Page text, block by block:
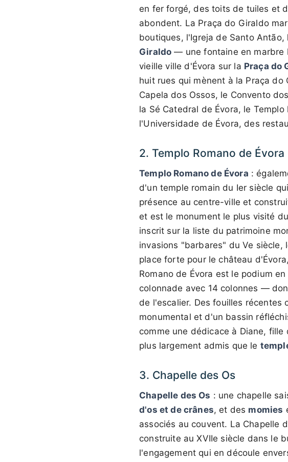
en fer forgé, des toits de tuiles et
abondent. La Praça do Giraldo
boutiques, l'Igreja de Santo
Giraldo — une fontaine en marbre
vieille ville d'Évora sur la Praça do
huit rues qui mènent à la Praça
Capela dos Ossos, le Convento
la Sé Catedral de Évora, le
l'Universidade de Évora, des
2. Templo Romano de Évora
Templo Romano de Évora :
d'un temple romain du Ier siècle
présence au centre-ville et
et est le monument le plus visité
inscrit sur la liste du patrimoine
invasions "barbares" du Ve
place forte pour le château
Romano de Évora est le podium
colonnade avec 14 colonnes —
de l'escalier. Des fouilles
monumental et d'un bassin
comme une dédicace à Diane,
plus largement admis que le
3. Chapelle des Os
Chapelle des Os : une chapelle
d'os et de crânes, et des momies
associés au couvent. La Chapelle
construite au XVIIe siècle dans le
l'engagement qui en découle